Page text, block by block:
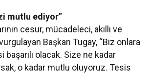
mutlu ediyor”
cesur, mücadeleci, akıllı ve
Başkan Tugay, “Biz onlara
başarılı olacak. Size ne kadar
o kadar mutlu oluyoruz. Tesis